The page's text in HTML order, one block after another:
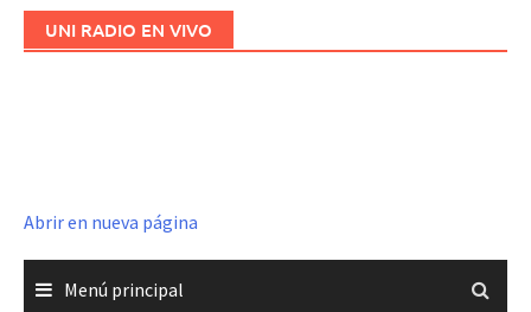
UNI RADIO EN VIVO
Abrir en nueva página
Menú principal